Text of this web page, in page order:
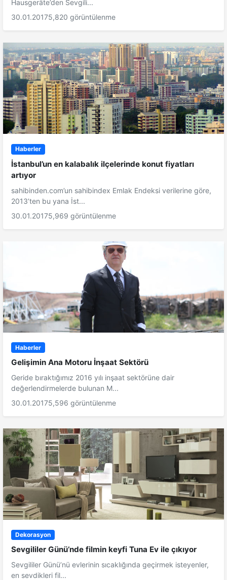
Hausgeräte’den Sevgili...
30.01.20175,820 görüntülenme
Haberler
İstanbul’un en kalabalık ilçelerinde konut fiyatları
artıyor
sahibinden.com’un sahibindex Emlak Endeksi verilerine göre,
2013’ten bu yana İst...
30.01.20175,969 görüntülenme
Haberler
Gelişimin Ana Motoru İnşaat Sektörü
Geride bıraktığımız 2016 yılı inşaat sektörüne dair
değerlendirmelerde bulunan M...
30.01.20175,596 görüntülenme
Dekorasyon
Sevgililer Günü’nde filmin keyfi Tuna Ev ile çıkıyor
Sevgililer Günü’nü evlerinin sıcaklığında geçirmek isteyenler,
en sevdikleri fil...